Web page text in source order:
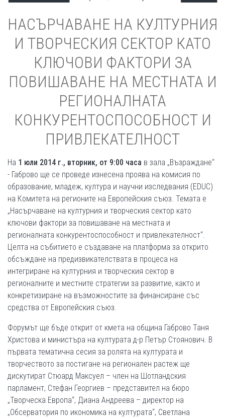
НАСЪРЧАВАНЕ НА КУЛТУРНИЯ
И ТВОРЧЕСКИЯ СЕКТОР КАТО
КЛЮЧОВИ ФАКТОРИ ЗА
ПОВИШАВАНЕ НА МЕСТНАТА И
РЕГИОНАЛНАТА
КОНКУРЕНТОСПОСОБНОСТ И
ПРИВЛЕКАТЕЛНОСТ
На 1 юли 2014 г., вторник, от 9:00 часа в зала „Възраждане“
- Габрово ще се проведе изнесена проява на комисия по
образование, младеж, култура и научни изследвания (EDUC)
на Комитета на регионите на Европейския съюз. Темата е
„Насърчаване на културния и творческия сектор като
ключови фактори за повишаване на местната и
регионалната конкурентоспособност и привлекателност“.
Целта на събитието е създаване на платформа за открито
обсъждане на предизвикателствата в процеса на
интегриране на културния и творческия сектор в
регионалните и местните стратегии за развитие, както и
конкретизиране на възможностите за финансиране със
средства от Европейския съюз.
Форумът ще бъде открит от кмета на община Габрово Таня
Христова и министъра на културата д-р Петър Стоянович. В
първата тематична сесия за ролята на културата и
творчеството за постигане на регионален растеж ще
дискутират Стюард Максуел – член на Шотландския
парламент, Стефан Георгиев – представител на бюро
„Творческа Европа“, Диана Андреева – директор на
„Обсерватория по икономика на културата“, Светлана